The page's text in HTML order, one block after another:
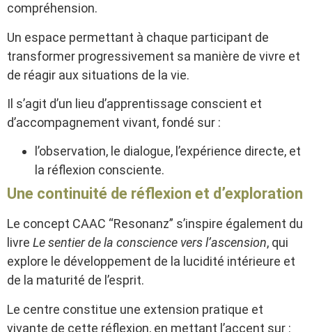
compréhension.
Un espace permettant à chaque participant de
transformer progressivement sa manière de vivre et
de réagir aux situations de la vie.
Il s’agit d’un lieu d’apprentissage conscient et
d’accompagnement vivant, fondé sur :
l’observation, le dialogue, l’expérience directe, et
la réflexion consciente.
Une continuité de réflexion et d’exploration
Le concept CAAC “Resonanz” s’inspire également du
livre Le sentier de la conscience vers l’ascension, qui
explore le développement de la lucidité intérieure et
de la maturité de l’esprit.
Le centre constitue une extension pratique et
vivante de cette réflexion, en mettant l’accent sur :